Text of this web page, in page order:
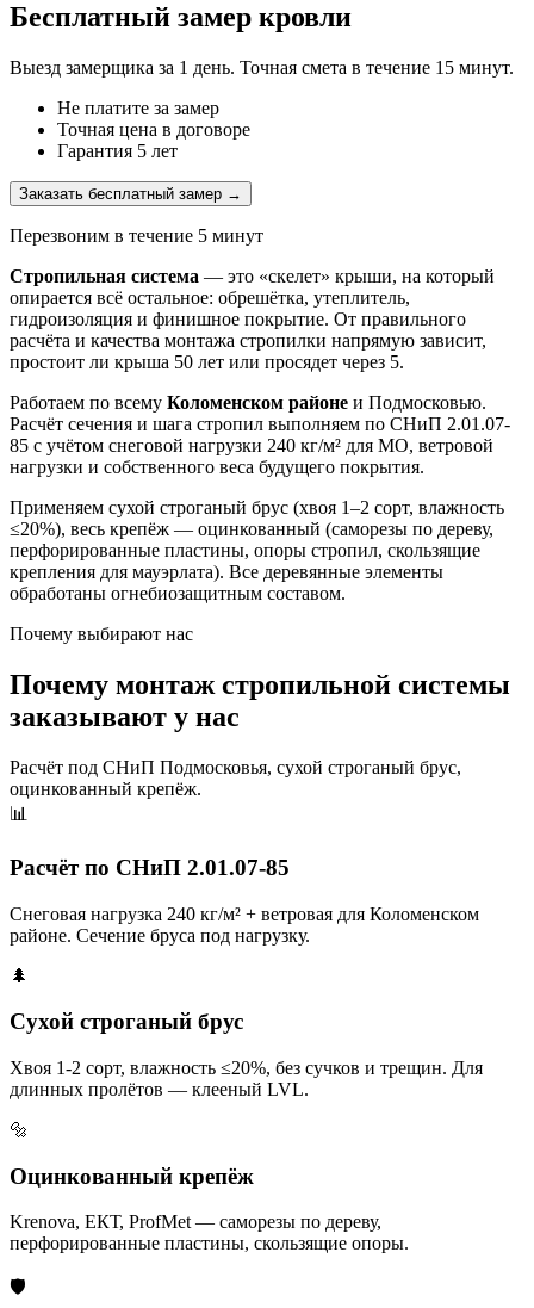
Бесплатный замер кровли
Выезд замерщика за 1 день. Точная смета в течение 15 минут.
Не платите за замер
Точная цена в договоре
Гарантия 5 лет
Заказать бесплатный замер →
Перезвоним в течение 5 минут
Стропильная система — это «скелет» крыши, на который
опирается всё остальное: обрешётка, утеплитель,
гидроизоляция и финишное покрытие. От правильного
расчёта и качества монтажа стропилки напрямую зависит,
простоит ли крыша 50 лет или просядет через 5.
Работаем по всему Коломенском районе и Подмосковью.
Расчёт сечения и шага стропил выполняем по СНиП 2.01.07-
85 с учётом снеговой нагрузки 240 кг/м² для МО, ветровой
нагрузки и собственного веса будущего покрытия.
Применяем сухой строганый брус (хвоя 1–2 сорт, влажность
≤20%), весь крепёж — оцинкованный (саморезы по дереву,
перфорированные пластины, опоры стропил, скользящие
крепления для мауэрлата). Все деревянные элементы
обработаны огнебиозащитным составом.
Почему выбирают нас
Почему монтаж стропильной системы
заказывают у нас
Расчёт под СНиП Подмосковья, сухой строганый брус,
оцинкованный крепёж.
📊
Расчёт по СНиП 2.01.07-85
Снеговая нагрузка 240 кг/м² + ветровая для Коломенском
районе. Сечение бруса под нагрузку.
🌲
Сухой строганый брус
Хвоя 1-2 сорт, влажность ≤20%, без сучков и трещин. Для
длинных пролётов — клееный LVL.
🔩
Оцинкованный крепёж
Krenova, ЕКТ, ProfMet — саморезы по дереву,
перфорированные пластины, скользящие опоры.
🛡️